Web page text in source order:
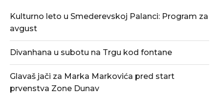
Kulturno leto u Smederevskoj Palanci: Program za
avgust
Divanhana u subotu na Trgu kod fontane
Glavaš jači za Marka Markovića pred start
prvenstva Zone Dunav